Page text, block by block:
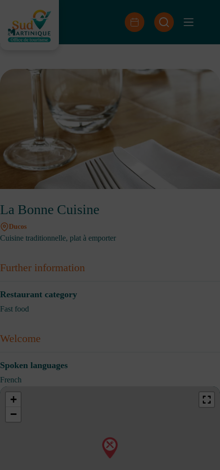
content
La Bonne Cuisine
Ducos
Cuisine traditionnelle, plat à emporter
Further information
Restaurant category
Fast food
Welcome
Spoken languages
French
+
−